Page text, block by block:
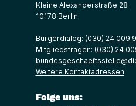
Kleine Alexanderstraße 28
10178 Berlin
Bürgerdialog: (030) 24 009
Mitgliedsfragen: (030) 24
Weitere Kontaktadressen
Folge uns: